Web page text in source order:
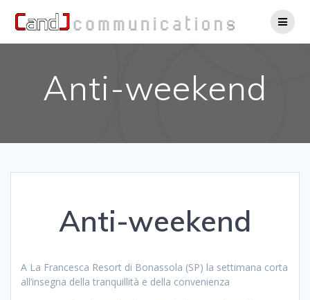
al
Anti-weekend
Anti-weekend
A La Francesca Resort di Bonassola (SP) la settimana corta
all’insegna della tranquillità e della convenienza